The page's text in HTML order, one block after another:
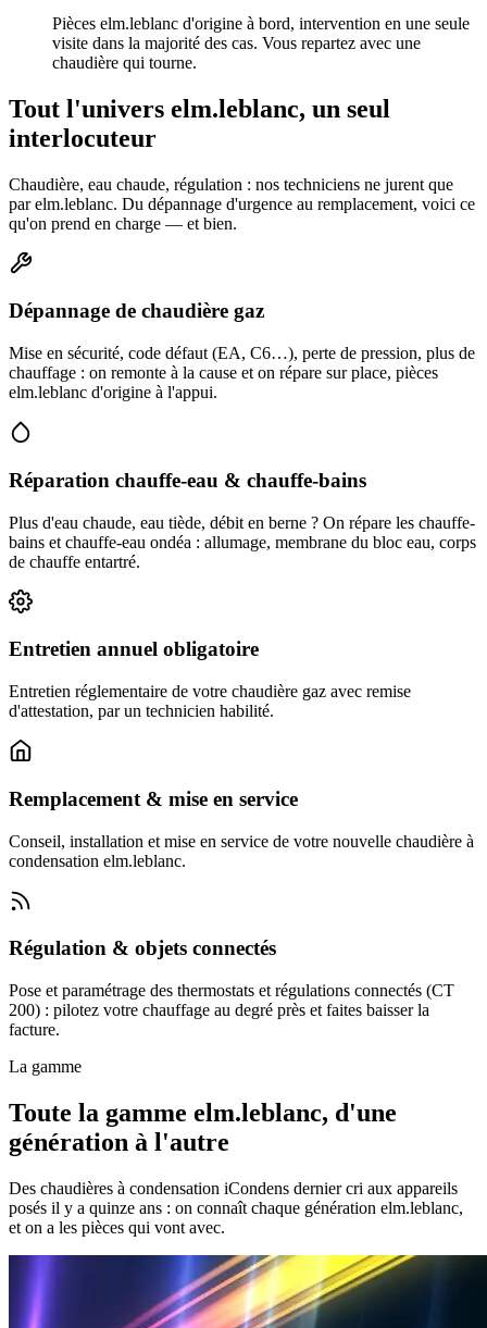
Pièces elm.leblanc d'origine à bord, intervention en une seule
visite dans la majorité des cas. Vous repartez avec une
chaudière qui tourne.
Tout l'univers elm.leblanc, un seul
interlocuteur
Chaudière, eau chaude, régulation : nos techniciens ne jurent que
par elm.leblanc. Du dépannage d'urgence au remplacement, voici ce
qu'on prend en charge — et bien.
Dépannage de chaudière gaz
Mise en sécurité, code défaut (EA, C6…), perte de pression, plus de
chauffage : on remonte à la cause et on répare sur place, pièces
elm.leblanc d'origine à l'appui.
Réparation chauffe-eau & chauffe-bains
Plus d'eau chaude, eau tiède, débit en berne ? On répare les chauffe-
bains et chauffe-eau ondéa : allumage, membrane du bloc eau, corps
de chauffe entartré.
Entretien annuel obligatoire
Entretien réglementaire de votre chaudière gaz avec remise
d'attestation, par un technicien habilité.
Remplacement & mise en service
Conseil, installation et mise en service de votre nouvelle chaudière à
condensation elm.leblanc.
Régulation & objets connectés
Pose et paramétrage des thermostats et régulations connectés (CT
200) : pilotez votre chauffage au degré près et faites baisser la
facture.
La gamme
Toute la gamme elm.leblanc, d'une
génération à l'autre
Des chaudières à condensation iCondens dernier cri aux appareils
posés il y a quinze ans : on connaît chaque génération elm.leblanc,
et on a les pièces qui vont avec.